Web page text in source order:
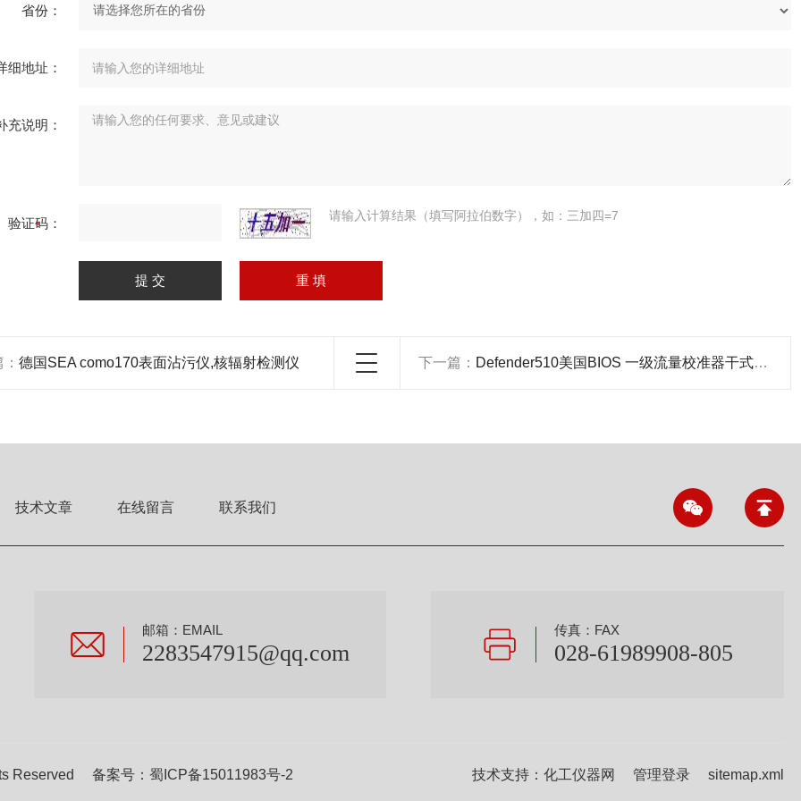
省份：
细地址：
充说明：
验证码： 请输入计算结果（填写阿拉伯数字），如：三加四=7
德国SEA como170表面沾污仪,核辐射检测仪 下一篇： Defender510美国BIOS 一级流量校准器干式气体流量计
技术文章 在线留言 联系我们
邮箱：EMAIL
2283547915@qq.com
传真：FAX
028-61989908-805
Reserved 备案号： 蜀ICP备15011983号-2 技术支持：化工仪器网 管理登录 sitemap.xml